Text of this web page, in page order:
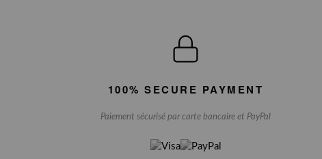
100% SECURE PAYMENT
Paiement sécurisé par carte bancaire et PayPal